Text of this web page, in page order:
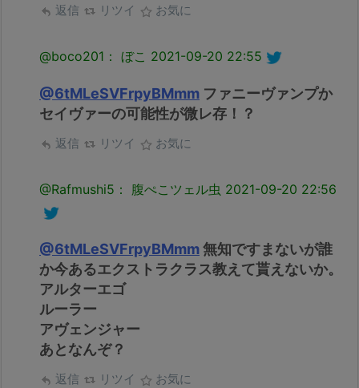
返信 リツイ お気に
@boco201： ぼこ 2021-09-20 22:55
@6tMLeSVFrpyBMmm ファニーヴァンプか
セイヴァーの可能性が微レ存！？
返信 リツイ お気に
@Rafmushi5： 腹ぺこツェル虫 2021-09-20 22:56
@6tMLeSVFrpyBMmm無知ですまないが誰
か今あるエクストラクラス教えて貰えないか。
アルターエゴ
ルーラー
アヴェンジャー
あとなんぞ？
返信 リツイ お気に